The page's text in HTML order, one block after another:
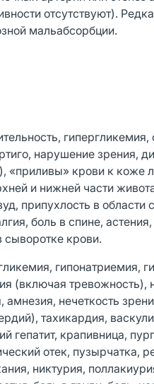
отсутствуют).
мальабсорбции.
нарушение зрения,
«приливы» крови к коже
и нижней части
припухлость в области
боль в спине,
крови.
(включая
амнезия, нечеткость
тахикардия,
гепатит, крапивница,
отек,
никтурия,